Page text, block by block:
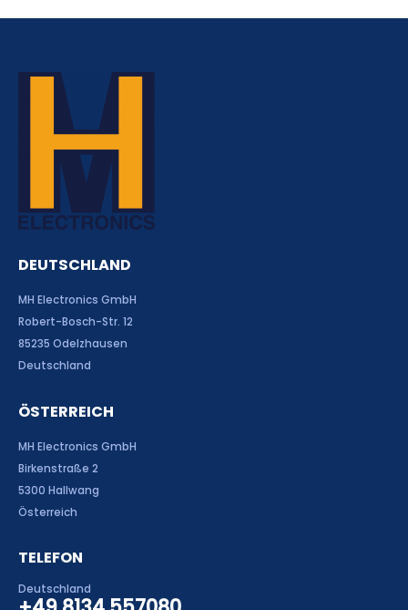
DEUTSCHLAND
MH Electronics GmbH
Robert-Bosch-Str. 12
85235 Odelzhausen
Deutschland
ÖSTERREICH
MH Electronics GmbH
Birkenstraße 2
5300 Hallwang
Österreich
TELEFON
Deutschland